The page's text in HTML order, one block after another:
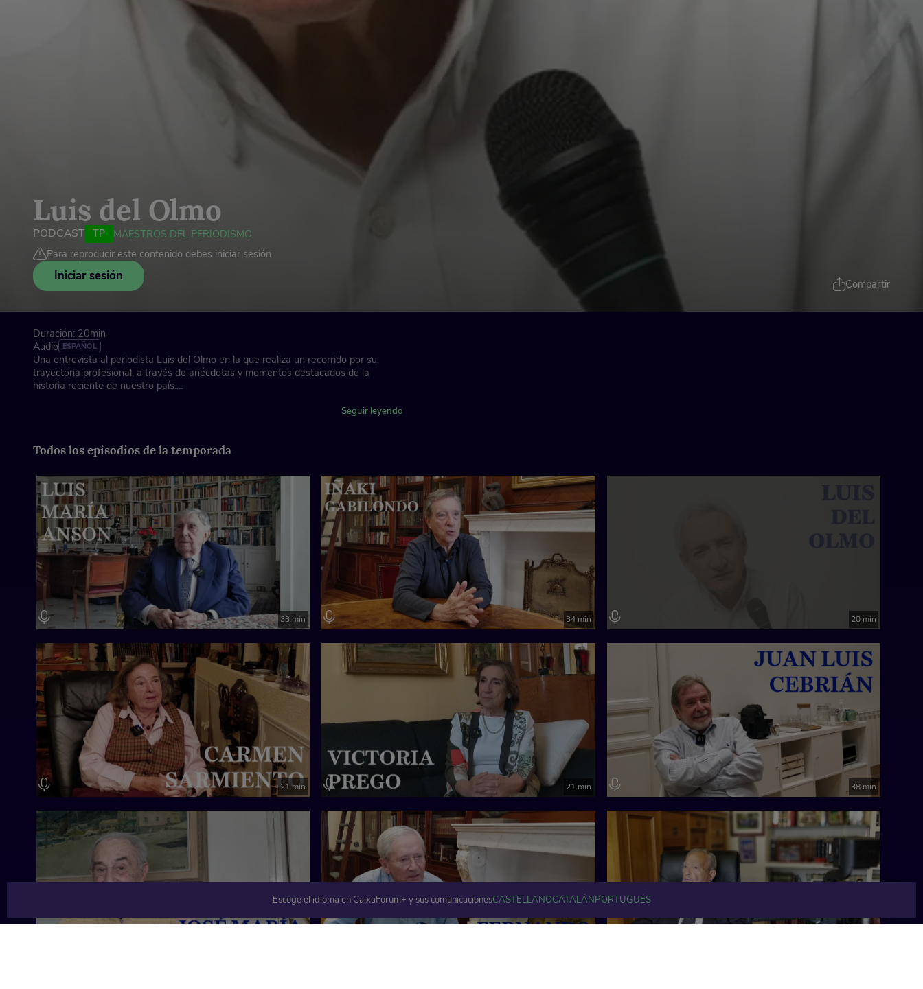
Luis del Olmo
PODCAST TP
MAESTROS DEL PERIODISMO
Para reproducir este contenido debes iniciar sesión
Iniciar sesión
Compartir
Duración: 20min
Audio ESPAÑOL
Una entrevista al periodista Luis del Olmo en la que realiza un recorrido por su
trayectoria profesional, a través de anécdotas y momentos destacados de la
historia reciente de nuestro país.
Asociación de la Prensa de Madrid, con la colaboración de Fundación "la Caixa"
Dirección: José Antonio Piñero
Locución cabecera: Juan Ochoa
Música instrumental: Laura Mondéjar
Seguir leyendo
Todos los episodios de la temporada
33 min 34 min 20 min
21 min 21 min 38 min
Escoge el idioma en CaixaForum+ y sus comunicacionesCASTELLANOCATALÁNPORTUGUÉS